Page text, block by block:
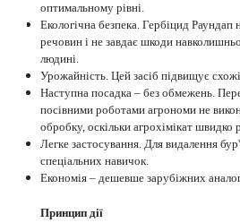
оптимальному рівні.
Екологічна безпека. Гербіцид Раундап
речовин і не завдає шкоди
людині.
Урожайність. Цей засіб підвищує
Наступна посадка – без обмежень.
посівними роботами агрономи не
обробку, оскільки агрохімікат швидко
Легке застосування. Для видалення
спеціальних навичок.
Економія – дешевше зарубіжних
Принцип дії